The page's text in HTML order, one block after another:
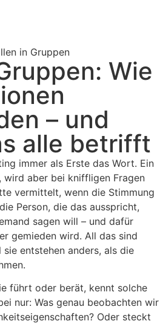
Wie
– und
alle betrifft
immer als Erste das Wort. Ein
wird aber bei kniffligen Fragen
vermittelt, wenn die Stimmung
Person, die das ausspricht,
sagen will – und dafür
gemieden wird. All das sind
sie entstehen anders, als die
führt oder berät, kennt solche
nur: Was genau beobachten wir
Oder steckt